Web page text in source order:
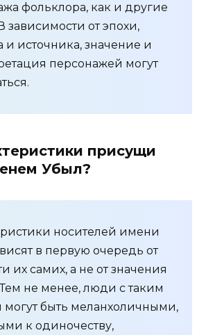
фольклора, как и другие
зависимости от эпохи,
и источника, значение и
персонажей могут
присущи
Убыл?
носителей имени
в первую очередь от
их самих, а не от значения
не менее, люди с таким
быть меланхоличными,
к одиночеству,